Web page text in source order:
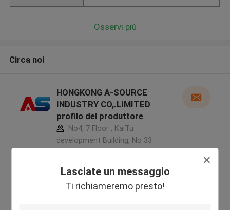
Lasciate un messaggio
Ti richiameremo presto!
Osservi più
Circa noi
HONGKONG A-SOURCE
INDUSTRY CO,.LIMITED
profilo del produttore
No4, 7 Floor , KaiTu
development Building, No 33
Fornitore verificato